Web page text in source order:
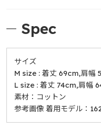
Dream Again with JUNG
Spec
サイズ
M size : 着丈 69cm,肩幅
L size : 着丈 74cm,肩幅
素材：コットン
参考画像 着用モデル：